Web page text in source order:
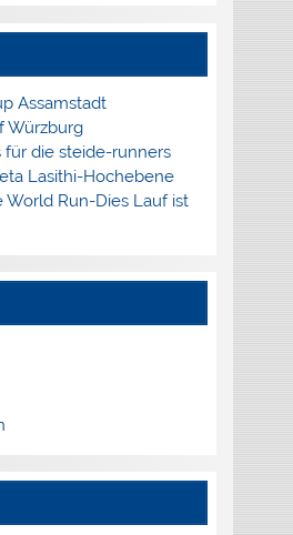
Assamstadt
Würzburg
für die steide-runners
Lasithi-Hochebene
World Run-Dies Lauf ist